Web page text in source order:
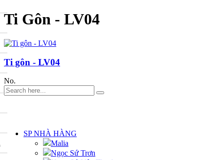
Ti Gôn - LV04
Ti gôn - LV04
No.
SP NHÀ HÀNG
Malia
Ngọc Sứ Trơn